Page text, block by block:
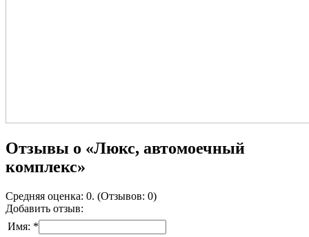
Отзывы о «Люкс, автомоечный
комплекс»
Средняя оценка: 0. (Отзывов: 0)
Добавить отзыв:
Имя: *